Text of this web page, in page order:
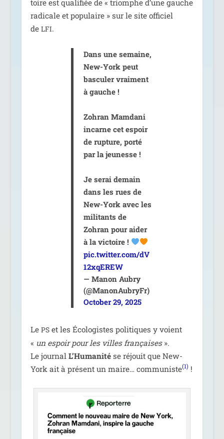
toire est qua­li­fiée de « triomphe d’une gauche
radi­cale et popu­laire » sur le site offi­ciel
de LFI.
Dans une semaine,
New-York peut
bas­cu­ler vrai­ment
à gauche !
Zohran Mamdani
incarne cet espoir
de rup­ture, por­té
par la jeu­nesse !
Je serai demain
dans les rues de
New-York avec les
mili­tants de
Zohran pour aider
à la vic­toire !
pic.twitter.com/dV
12xqEREW
— Manon Aubry
(@ManonAubryFr)
October 29, 2025
Le PSet les Écologistes poli­tiques y voient
« un espoir pour les villes fran­çaises».
Le jour­nal L’Humanitése réjouit que New-
York ait à pré­sent un maire… com­mu­niste(1) !